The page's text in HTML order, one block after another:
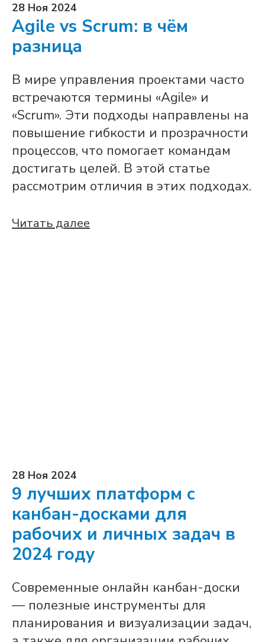
28 Ноя 2024
Agile vs Scrum: в чём
разница
В мире управления проектами часто
встречаются термины «Agile» и
«Scrum». Эти подходы направлены на
повышение гибкости и прозрачности
процессов, что помогает командам
достигать целей. В этой статье
рассмотрим отличия в этих подходах.
Читать далее
28 Ноя 2024
9 лучших платформ с
канбан-досками для
рабочих и личных задач в
2024 году
Современные онлайн канбан-доски
— полезные инструменты для
планирования и визуализации задач,